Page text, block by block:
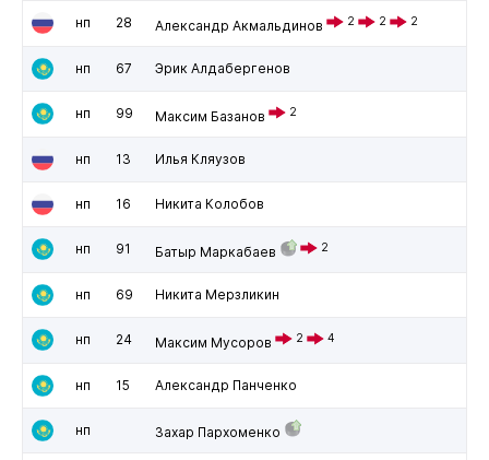
нп 28 Александр Акмальдинов 2 2 2
нп 67 Эрик Алдабергенов
нп 99 Максим Базанов 2
нп 13 Илья Кляузов
нп 16 Никита Колобов
нп 91 Батыр Маркабаев 2
нп 69 Никита Мерзликин
нп 24 Максим Мусоров 2 4
нп 15 Александр Панченко
нп Захар Пархоменко